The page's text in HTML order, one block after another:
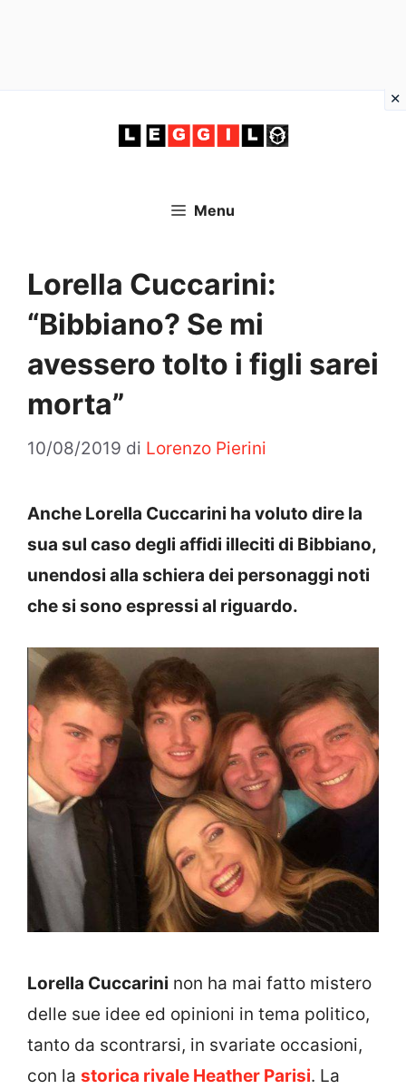
Menu
Lorella Cuccarini:
“Bibbiano? Se mi
avessero tolto i figli sarei
morta”
10/08/2019 di Lorenzo Pierini
Anche Lorella Cuccarini ha voluto dire la
sua sul caso degli affidi illeciti di Bibbiano,
unendosi alla schiera dei personaggi noti
che si sono espressi al riguardo.
Lorella Cuccarini non ha mai fatto mistero
delle sue idee ed opinioni in tema politico,
tanto da scontrarsi, in svariate occasioni,
con la storica rivale Heather Parisi. La